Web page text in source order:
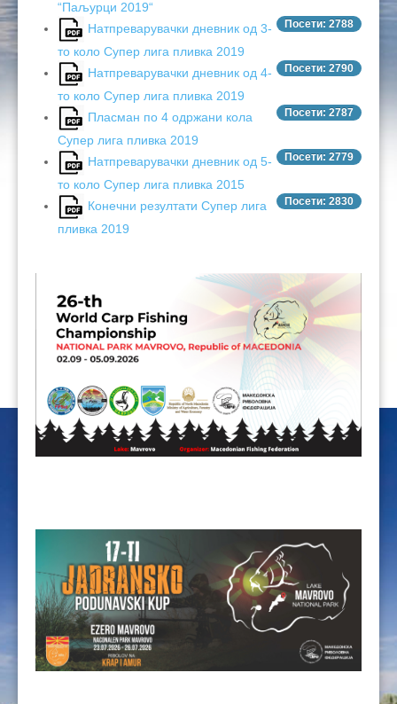
“Паљурци 2019“
Посети: 2788
Натпреварувачки дневник од 3-
то коло Супер лига пливка 2019
Посети: 2790
Натпреварувачки дневник од 4-
то коло Супер лига пливка 2019
Посети: 2787
Пласман по 4 одржани кола
Супер лига пливка 2019
Посети: 2779
Натпреварувачки дневник од 5-
то коло Супер лига пливка 2015
Посети: 2830
Конечни резултати Супер лига
пливка 2019